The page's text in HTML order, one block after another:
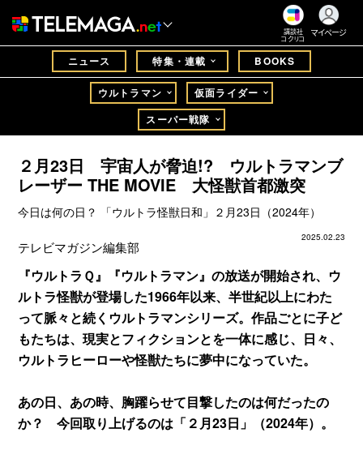
講談社
コクリコ
マイページ
ニュース 特集・連載 BOOKS
ウルトラマン
仮面ライダー
スーパー戦隊
２月23日 宇宙人が脅迫!? ウルトラマンブ
レーザー THE MOVIE 大怪獣首都激突
今日は何の日？ 「ウルトラ怪獣日和」２月23日（2024年）
2025.02.23
テレビマガジン編集部
『ウルトラＱ』『ウルトラマン』の放送が開始され、ウ
ルトラ怪獣が登場した1966年以来、半世紀以上にわた
って脈々と続くウルトラマンシリーズ。作品ごとに子ど
もたちは、現実とフィクションとを一体に感じ、日々、
ウルトラヒーローや怪獣たちに夢中になっていた。
あの日、あの時、胸躍らせて目撃したのは何だったの
か？ 今回取り上げるのは「２月23日」（2024年）。